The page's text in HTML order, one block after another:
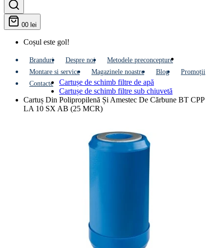
00 lei
Coșul este gol!
Branduri Despre noi
Metodele preconcepture
Montare si service
Мagazinele noastre Blog
Promoții
Contacte
Cartușe de schimb filtre de apă
Cartușe de schimb filtre sub chiuvetă
Cartuș Din Polipropilenă Și Amestec De Cărbune BT CPP
LA 10 SX AB (25 MCR)